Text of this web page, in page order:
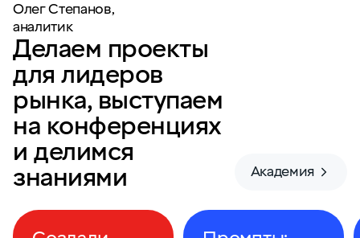
Олег Степанов,
аналитик
Делаем проекты
для лидеров
рынка, выступаем
на конференциях
и делимся
знаниями
Академия